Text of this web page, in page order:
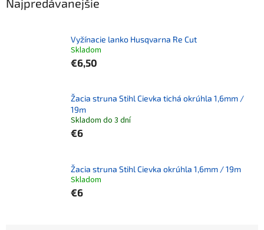
Vyžínacie lanko Husqvarna Re Cut
Skladom
€6,50
Žacia struna Stihl Cievka tichá okrúhla 1,6mm /
19m
Skladom do 3 dní
€6
Žacia struna Stihl Cievka okrúhla 1,6mm / 19m
Skladom
€6